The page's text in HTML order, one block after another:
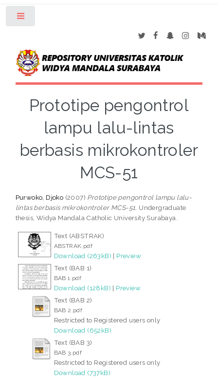
Prototipe pengontrol
lampu lalu-lintas
berbasis mikrokontroler
MCS-51
Purwoko, Djoko (2007) Prototipe pengontrol lampu lalu-
lintas berbasis mikrokontroler MCS-51. Undergraduate
thesis, Widya Mandala Catholic University Surabaya.
Text (ABSTRAK)
ABSTRAK.pdf
Download (263kB) | Preview
Text (BAB 1)
BAB 1.pdf
Download (128kB) | Preview
Text (BAB 2)
BAB 2.pdf
Restricted to Registered users only
Download (652kB)
Text (BAB 3)
BAB 3.pdf
Restricted to Registered users only
Download (737kB)